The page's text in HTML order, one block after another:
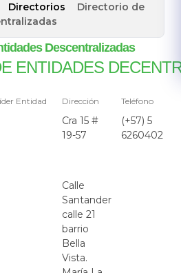
Directorios
Directorio de
Descentralizadas
ENTIDADES
Entidad Dirección Teléfono
Cra 15 #
19-57
(+57) 5
6260402
Calle
Santander
calle 21
barrio
Bella
Vista.